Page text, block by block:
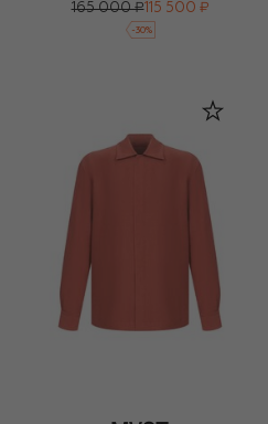
165 000 ₽115 500 ₽
-30%